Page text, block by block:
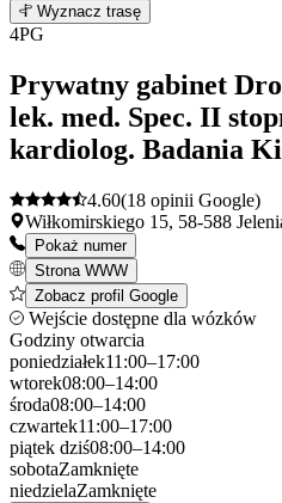
+
Wyznacz trasę
4PG
Prywatny gabinet
lek. med. Spec. II
kardiolog. Badania
4.60(18 opinii Google)
Wiłkomirskiego 15, 58-588
Pokaż numer
Strona WWW
Zobacz profil Google
Wejście dostępne dla wózków
Godziny otwarcia
poniedziałek11:00–17:00
wtorek08:00–14:00
środa08:00–14:00
czwartek11:00–17:00
piątek dziś08:00–14:00
sobotaZamknięte
niedzielaZamknięte